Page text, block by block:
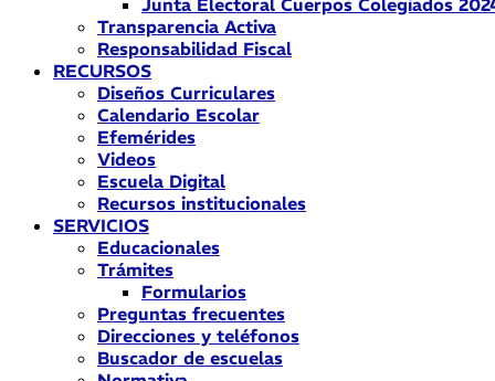
Junta Electoral Cuerpos Colegiados
Transparencia Activa
Responsabilidad Fiscal
RECURSOS
Diseños Curriculares
Calendario Escolar
Efemérides
Videos
Escuela Digital
Recursos institucionales
SERVICIOS
Educacionales
Trámites
Formularios
Preguntas frecuentes
Direcciones y teléfonos
Buscador de escuelas